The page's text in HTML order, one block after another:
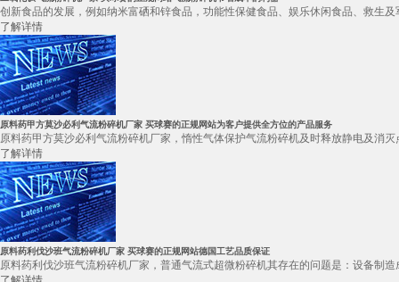
创新食品的发展，例如纳米富硒和锌食品，功能性保健食品、娱乐休闲食品、救生
了解详情
原料药甲方莫沙必利气流粉碎机厂家 买球赛的正规网站为客户提供全方位的产品服务
原料药甲方莫沙必利气流粉碎机厂家，惰性气体保护气流粉碎机及时释放静电及消
了解详情
原料药利伐沙班气流粉碎机厂家 买球赛的正规网站德国工艺品质保证
原料药利伐沙班气流粉碎机厂家，普通气流式超微粉碎机其存在的问题是：设备制